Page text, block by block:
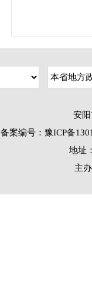
安
备案编号：豫ICP备
地址
主